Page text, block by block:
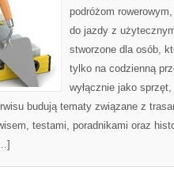
podróżom
do jazdy z
stworzone dla osób,
tylko na codzienną
wyłącznie jako
budują tematy związane z
testami, poradnikami oraz